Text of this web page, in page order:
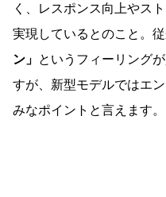
く、レスポンス向上やス
実現しているとのこと。
ン」 というフィーリング
すが、新型モデルではエ
みなポイントと言えます。